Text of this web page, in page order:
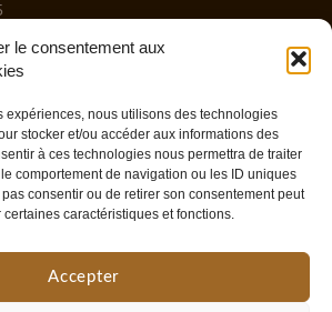
le consentement aux
expériences, nous utilisons des technologies
stocker et/ou accéder aux informations des
à ces technologies nous permettra de traiter
comportement de navigation ou les ID uniques
consentir ou de retirer son consentement peut
caractéristiques et fonctions.
Accepter